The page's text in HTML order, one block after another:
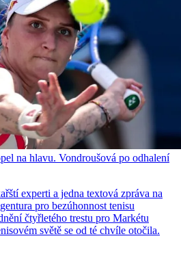
na hlavu. Vondroušová po odhalení
experti a jedna textová zpráva na
pro bezúhonnost tenisu
čtyřletého trestu pro Markétu
světě se od té chvíle otočila.